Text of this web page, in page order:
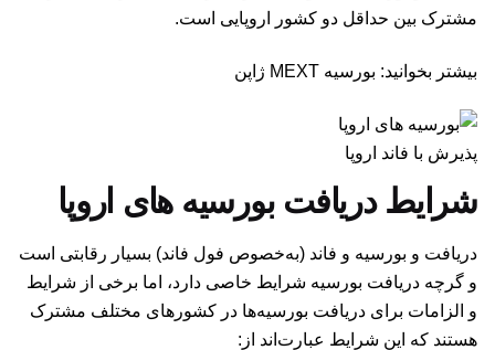
مشترک بین حداقل دو کشور اروپایی است.
بیشتر بخوانید: بورسیه MEXT ژاپن
پذیرش با فاند اروپا
شرایط دریافت بورسیه های اروپا
دریافت و بورسیه و فاند (به‌خصوص فول فاند) بسیار رقابتی است
و گرچه دریافت بورسیه شرایط خاصی دارد، اما برخی از شرایط
و الزامات برای دریافت بورسیه‌ها در کشورهای مختلف مشترک
هستند که این شرایط عبارت‌اند از:‌